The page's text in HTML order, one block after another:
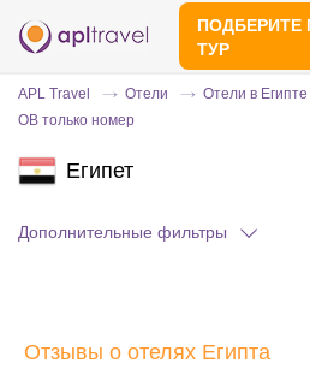
ПОДБЕРИТЕ
ТУР
APL Travel Отели Отели в Египте
OB только номер
Египет
Дополнительные фильтры
Отзывы о отелях Египта